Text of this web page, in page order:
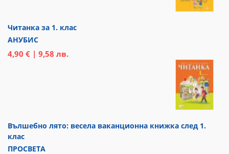
Читанка за 1. клас
АНУБИС
4,90 € | 9,58 лв.
Вълшебно лято: весела ваканционна книжка след 1.
клас
ПРОСВЕТА